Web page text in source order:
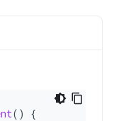
()
{